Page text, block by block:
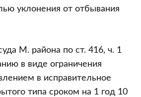
уклонения от отбывания
М. района по ст. 416, ч. 1
в виде ограничения
в исправительное
типа сроком на 1 год 10